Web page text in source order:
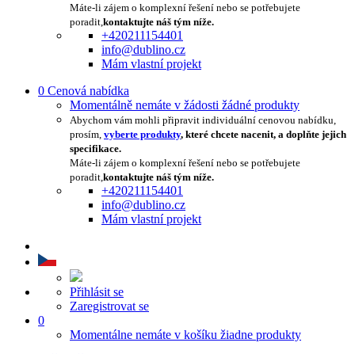
Máte-li zájem o komplexní řešení nebo se potřebujete
poradit,kontaktujte náš tým níže.
+420211154401
info@dublino.cz
Mám vlastní projekt
0 Cenová nabídka
Momentálně nemáte v žádosti žádné produkty
Abychom vám mohli připravit individuální cenovou nabídku,
prosím, vyberte produkty, které chcete nacenit, a doplňte jejich
specifikace.
Máte-li zájem o komplexní řešení nebo se potřebujete
poradit,kontaktujte náš tým níže.
+420211154401
info@dublino.cz
Mám vlastní projekt
Přihlásit se
Zaregistrovat se
0
Momentálne nemáte v košíku žiadne produkty